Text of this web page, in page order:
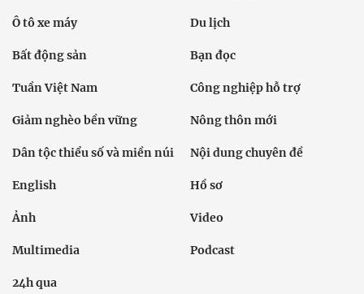
Ô tô xe máy Du lịch
Bất động sản Bạn đọc
Tuần Việt Nam Công nghiệp hỗ trợ
Giảm nghèo bền vững Nông thôn mới
Dân tộc thiểu số và miền núi Nội dung chuyên đề
English Hồ sơ
Ảnh Video
Multimedia Podcast
24h qua